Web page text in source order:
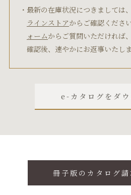
最新の在庫状況につきましては
ラインストアからご確認くださ
ォームからご質問いただければ
確認後、速やかにお返事いたしま
e-カタログをダウ
冊子版のカタログ請